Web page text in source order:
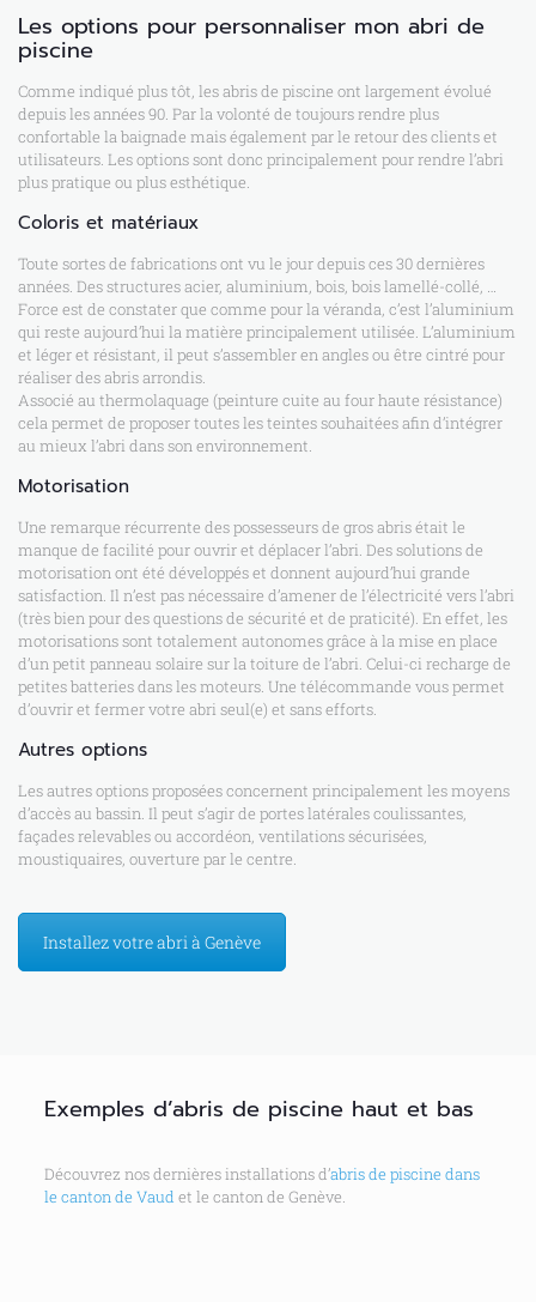
Les options pour personnaliser mon abri de
piscine
Comme indiqué plus tôt, les abris de piscine ont largement évolué
depuis les années 90. Par la volonté de toujours rendre plus
confortable la baignade mais également par le retour des clients et
utilisateurs. Les options sont donc principalement pour rendre l’abri
plus pratique ou plus esthétique.
Coloris et matériaux
Toute sortes de fabrications ont vu le jour depuis ces 30 dernières
années. Des structures acier, aluminium, bois, bois lamellé-collé, …
Force est de constater que comme pour la véranda, c’est l’aluminium
qui reste aujourd’hui la matière principalement utilisée. L’aluminium
et léger et résistant, il peut s’assembler en angles ou être cintré pour
réaliser des abris arrondis.
Associé au thermolaquage (peinture cuite au four haute résistance)
cela permet de proposer toutes les teintes souhaitées afin d’intégrer
au mieux l’abri dans son environnement.
Motorisation
Une remarque récurrente des possesseurs de gros abris était le
manque de facilité pour ouvrir et déplacer l’abri. Des solutions de
motorisation ont été développés et donnent aujourd’hui grande
satisfaction. Il n’est pas nécessaire d’amener de l’électricité vers l’abri
(très bien pour des questions de sécurité et de praticité). En effet, les
motorisations sont totalement autonomes grâce à la mise en place
d’un petit panneau solaire sur la toiture de l’abri. Celui-ci recharge de
petites batteries dans les moteurs. Une télécommande vous permet
d’ouvrir et fermer votre abri seul(e) et sans efforts.
Autres options
Les autres options proposées concernent principalement les moyens
d’accès au bassin. Il peut s’agir de portes latérales coulissantes,
façades relevables ou accordéon, ventilations sécurisées,
moustiquaires, ouverture par le centre.
Installez votre abri à Genève
Exemples d’abris de piscine haut et bas
Découvrez nos dernières installations d’abris de piscine dans
le canton de Vaud et le canton de Genève.